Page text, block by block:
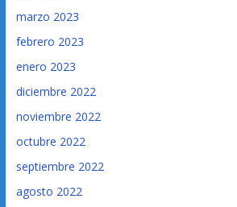
marzo 2023
febrero 2023
enero 2023
diciembre 2022
noviembre 2022
octubre 2022
septiembre 2022
agosto 2022